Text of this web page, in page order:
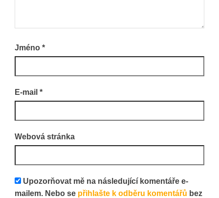
Jméno *
E-mail *
Webová stránka
Upozorňovat mě na následující komentáře e-
mailem. Nebo se přihlašte k odběru komentářů bez